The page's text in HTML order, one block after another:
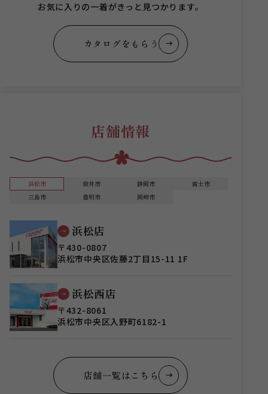
お気に入りの一着がきっと見つかります。
カタログをもらう
店舗情報
浜松市 袋井市 静岡市
富士市
三島市
豊明市 岡崎市
浜松店
〒430-0807
浜松市中央区佐藤2丁目15-11 1F
浜松西店
〒432-8061
浜松市中央区入野町6182-1
店舗一覧はこちら